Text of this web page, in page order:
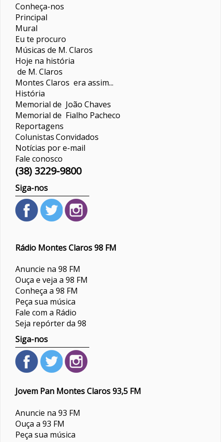
Conheça-nos
Principal
Mural
Eu te procuro
Músicas de M. Claros
Hoje na história
de M. Claros
Montes Claros era assim...
História
Memorial de João Chaves
Memorial de Fialho Pacheco
Reportagens
ColunistasConvidados
Notícias por e-mail
Fale conosco
(38) 3229-9800
Siga-nos
Rádio Montes Claros 98 FM
Anuncie na 98 FM
Ouça e veja a 98 FM
Conheça a 98 FM
Peça sua música
Fale com a Rádio
Seja repórter da 98
Siga-nos
Jovem Pan Montes Claros 93,5 FM
Anuncie na 93 FM
Ouça a 93 FM
Peça sua música